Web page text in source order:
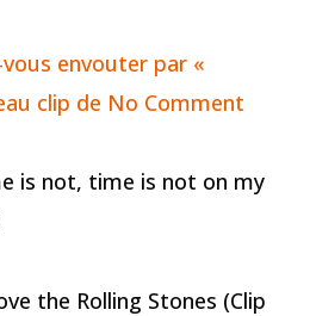
vous envouter par «
clip de No Comment
is not, time is not on my
the Rolling Stones (Clip